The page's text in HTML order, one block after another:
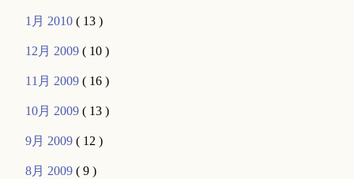
1月 2010( 13 )
12月 2009( 10 )
11月 2009( 16 )
10月 2009( 13 )
9月 2009( 12 )
8月 2009( 9 )